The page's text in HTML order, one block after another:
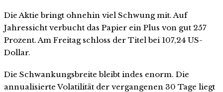
Die Aktie bringt ohnehin viel Schwung mit. Auf
Jahressicht verbucht das Papier ein Plus von gut 257
Prozent. Am Freitag schloss der Titel bei 107,24 US-
Dollar.
Die Schwankungsbreite bleibt indes enorm. Die
annualisierte Volatilität der vergangenen 30 Tage liegt